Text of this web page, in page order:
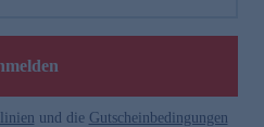
und die Gutscheinbedingungen